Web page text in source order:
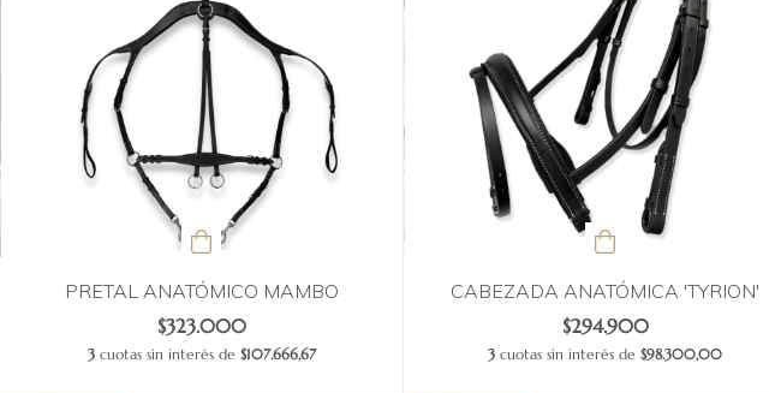
PRETAL ANATÓMICO MAMBO
$323.000
3cuotas sin interés de $107.666,67
CABEZADA ANATÓMICA 'TYRION'
$294.900
3 cuotas sin interés de $98.300,00